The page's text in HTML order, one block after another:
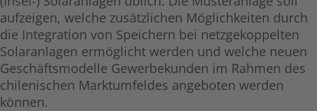
aufzeigen, welche zusätzlichen Möglichkeiten durch
die Integration von Speichern bei netzgekoppelten
Solaranlagen ermöglicht werden und welche neuen
Geschäftsmodelle Gewerbekunden im Rahmen des
chilenischen Marktumfeldes angeboten werden
können.